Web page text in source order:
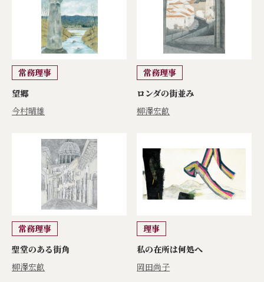
常務理事
望郷
今村晴雄
常務理事
ロンダの街並み
柳澤宏畝
常務理事
聖堂のある街角
柳澤宏畝
理事
私の在所は何処へ
岡田尚子